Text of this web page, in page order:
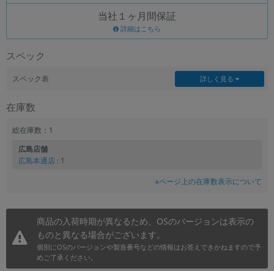
当社１ヶ月間保証
詳細はこちら
スペック
スペック表 詳しく見る
在庫数
総在庫数：1
広島店舗
広島本通店 : 1
※ページ上の在庫数表示について
商品の入荷時期が異なるため、OSのバージョンは表示の
ものと異なる場合がございます。
個別にOSのバージョンや製造番号などの情報はお答えできかねますので予
めご了承ください。
各項目のチェックボックスは「or検索」となります。
ただし機能別のみ「and検索」となります。